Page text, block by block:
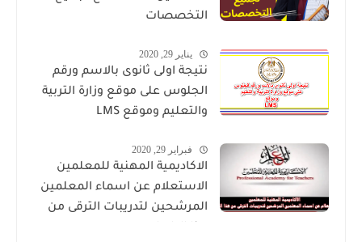
التخصصات
يناير 29, 2020
نتيجة اولى ثانوى بالاسم ورقم
الجلوس على موقع وزارة التربية
والتعليم وموقع LMS
فبراير 29, 2020
الاكاديمية المهنية للمعلمين
الاستعلام عن اسماء المعلمين
المرشحين لتدريبات الترقى من